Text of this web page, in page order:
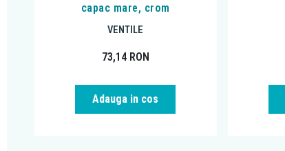
capac mare, crom
VENTILE
73,14 RON
Adauga in cos